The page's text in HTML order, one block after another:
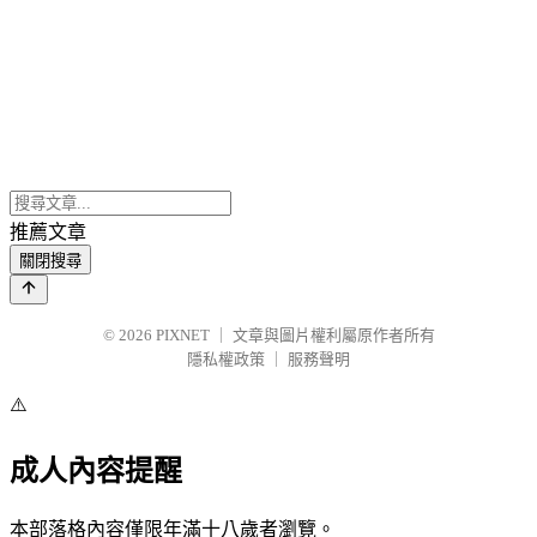
推薦文章
關閉搜尋
© 2026 PIXNET
文章與圖片權利屬原作者所有
隱私權政策
服務聲明
⚠️
成人內容提醒
本部落格內容僅限年滿十八歲者瀏覽。